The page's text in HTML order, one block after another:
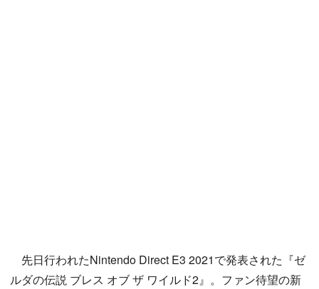
先日行われたNintendo Direct E3 2021で発表された『ゼ
ルダの伝説 ブレス オブ ザ ワイルド2』。ファン待望の新